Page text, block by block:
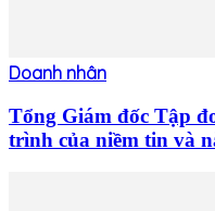
Doanh nhân
Tổng Giám đốc Tập
trình của niềm tin và